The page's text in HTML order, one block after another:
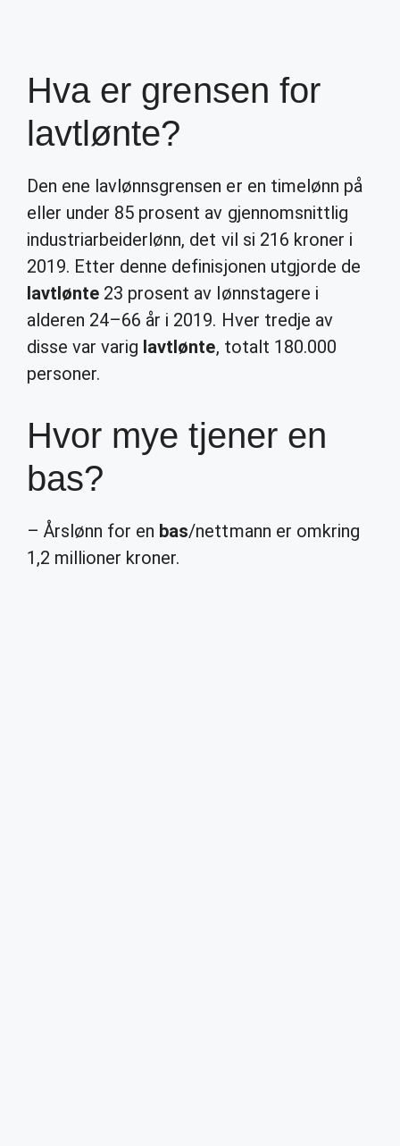
Hva er grensen for
lavtlønte?
Den ene lavlønnsgrensen er en timelønn på
eller under 85 prosent av gjennomsnittlig
industriarbeiderlønn, det vil si 216 kroner i
2019. Etter denne definisjonen utgjorde de
lavtlønte 23 prosent av lønnstagere i
alderen 24–66 år i 2019. Hver tredje av
disse var varig lavtlønte, totalt 180.000
personer.
Hvor mye tjener en
bas?
– Årslønn for en bas/nettmann er omkring
1,2 millioner kroner.